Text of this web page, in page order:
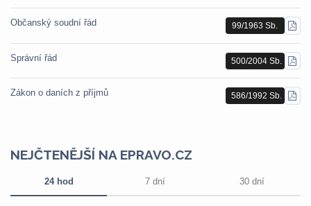
Občanský soudní řád 99/1963 Sb.
PDF
Správní řád 500/2004 Sb.
PDF
Zákon o daních z příjmů 586/1992 Sb.
PDF
NEJČTENĚJŠÍ NA EPRAVO.CZ
24 hod 7 dní 30 dní